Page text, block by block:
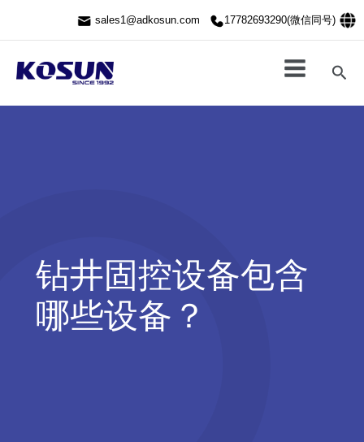
sales1@adkosun.com 17782693290(微信同号)
搜
索
钻井固控设备包含
哪些设备？